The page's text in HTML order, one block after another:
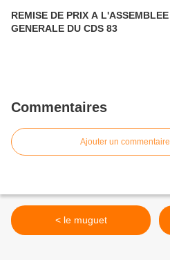
REMISE DE PRIX A L'ASSEMBLEE
GENERALE DU CDS 83
Commentaires
Ajouter un commentaire
< le muguet